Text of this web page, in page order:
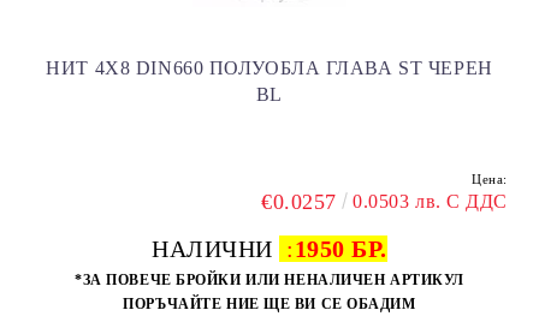
НИТ 4Х8 DIN660 ПОЛУОБЛА ГЛАВА ST ЧЕРЕН
BL
Цена:
€0.0257 0.0503 лв. С ДДС
НАЛИЧНИ :1950 БР.
*ЗА ПОВЕЧЕ БРОЙКИ ИЛИ НЕНАЛИЧЕН АРТИКУЛ
ПОРЪЧАЙТЕ НИЕ ЩЕ ВИ СЕ ОБАДИМ